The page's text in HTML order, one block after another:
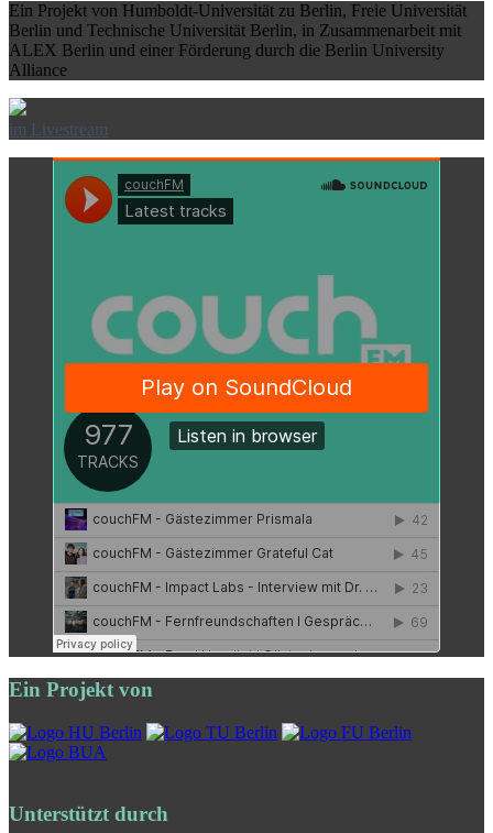
Ein Projekt von Humboldt-Universität zu Berlin, Freie Universität
Berlin und Technische Universität Berlin, in Zusammenarbeit mit
ALEX Berlin und einer Förderung durch die Berlin University
Alliance
im Livestream
Ein Projekt von
Unterstützt durch